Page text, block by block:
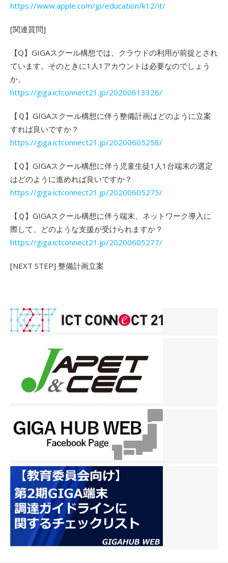
https://www.apple.com/jp/education/k12/it/
[関連質問]
【Q】GIGAスクール構想では、クラウドの利用が前提とされ
ています。そのときに1人1アカウントは必要なのでしょう
か。
https://giga.ictconnect21.jp/20200613326/
【Ｑ】GIGAスクール構想に伴う整備計画はどのように立案
すれば良いですか？
https://giga.ictconnect21.jp/20200605258/
【Ｑ】GIGAスクール構想に伴う児童生徒1人1台端末の選定
はどのように進めれば良いですか？
https://giga.ictconnect21.jp/20200605275/
【Ｑ】GIGAスクール構想に伴う端末、ネットワーク導入に
際して、どのような支援が受けられますか？
https://giga.ictconnect21.jp/20200605277/
[NEXT STEP] 整備計画立案